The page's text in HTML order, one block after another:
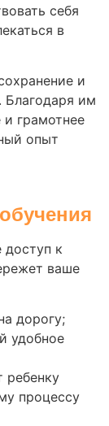
себя
в
и
Благодаря им
и грамотнее
опыт
доступ к
ваше
дорогу;
удобное
ребенку
процессу